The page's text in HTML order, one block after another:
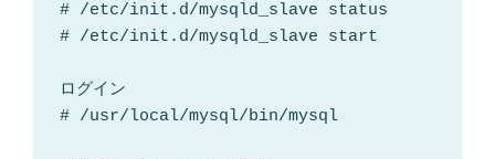
# /etc/init.d/mysqld_slave status
# /etc/init.d/mysqld_slave start
ログイン
# /usr/local/mysql/bin/mysql